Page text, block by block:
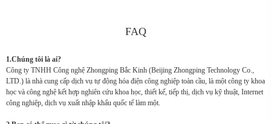
FAQ
1.Chúng tôi là ai?
Công ty TNHH Công nghệ Zhongping Bắc Kinh (Beijing Zhongping Technology Co.,
LTD.) là nhà cung cấp dịch vụ tự động hóa điện công nghiệp toàn cầu, là một công ty khoa
học và công nghệ kết hợp nghiên cứu khoa học, thiết kế, tiếp thị, dịch vụ kỹ thuật, Internet
công nghiệp, dịch vụ xuất nhập khẩu quốc tế làm một.